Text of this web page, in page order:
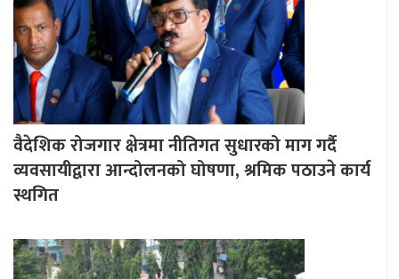
वैदेशिक रोजगार क्षेत्रमा नीतिगत सुधारको माग गर्दै
व्यवसायीद्वारा आन्दोलनको घोषणा, श्रमिक पठाउने कार्य
स्थगित